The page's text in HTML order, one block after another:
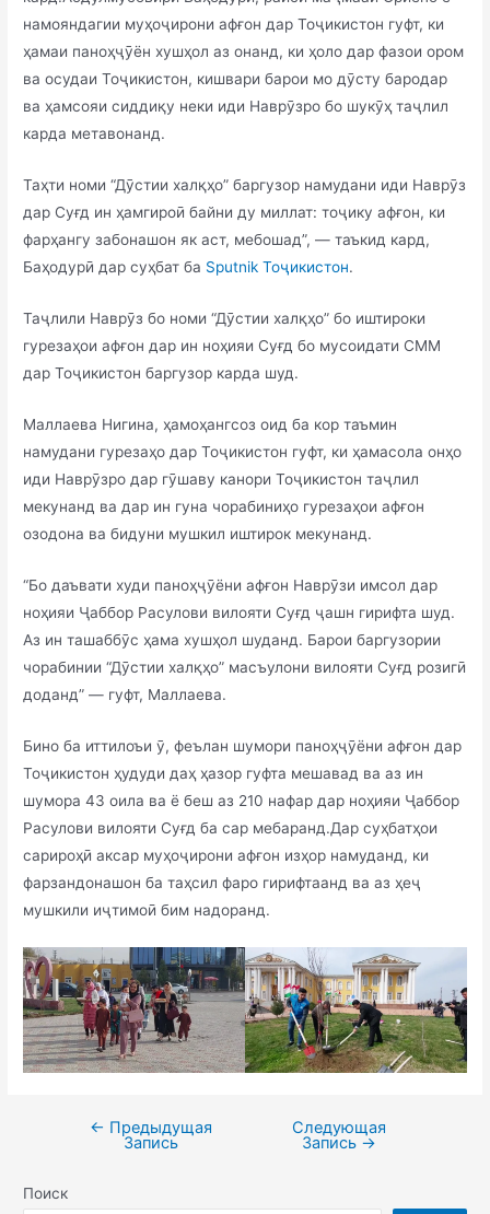
намояндагии муҳоҷирони афғон дар Тоҷикистон гуфт, ки
ҳамаи паноҳҷӯён хушҳол аз онанд, ки ҳоло дар фазои ором
ва осудаи Тоҷикистон, кишвари барои мо дӯсту бародар
ва ҳамсояи сиддиқу неки иди Наврӯзро бо шукӯҳ таҷлил
карда метавонанд.
Таҳти номи “Дӯстии халқҳо” баргузор намудани иди Наврӯз
дар Суғд ин ҳамгироӣ байни ду миллат: тоҷику афғон, ки
фарҳангу забонашон як аст, мебошад”, — таъкид кард,
Баҳодурӣ дар суҳбат ба Sputnik Тоҷикистон.
Таҷлили Наврӯз бо номи “Дӯстии халқҳо” бо иштироки
гурезаҳои афғон дар ин ноҳияи Суғд бо мусоидати СММ
дар Тоҷикистон баргузор карда шуд.
Маллаева Нигина, ҳамоҳангсоз оид ба кор таъмин
намудани гурезаҳо дар Тоҷикистон гуфт, ки ҳамасола онҳо
иди Наврӯзро дар гӯшаву канори Тоҷикистон таҷлил
мекунанд ва дар ин гуна чорабиниҳо гурезаҳои афғон
озодона ва бидуни мушкил иштирок мекунанд.
“Бо даъвати худи паноҳҷӯёни афғон Наврӯзи имсол дар
ноҳияи Ҷаббор Расулови вилояти Суғд ҷашн гирифта шуд.
Аз ин ташаббӯс ҳама хушҳол шуданд. Барои баргузории
чорабинии “Дӯстии халқҳо” масъулони вилояти Суғд розигӣ
доданд” — гуфт, Маллаева.
Бино ба иттилоъи ӯ, феълан шумори паноҳҷӯёни афғон дар
Тоҷикистон ҳудуди даҳ ҳазор гуфта мешавад ва аз ин
шумора 43 оила ва ё беш аз 210 нафар дар ноҳияи Ҷаббор
Расулови вилояти Суғд ба сар мебаранд.Дар суҳбатҳои
сарироҳӣ аксар муҳоҷирони афғон изҳор намуданд, ки
фарзандонашон ба таҳсил фаро гирифтаанд ва аз ҳеҷ
мушкили иҷтимоӣ бим надоранд.
← Предыдущая
Запись
Следующая
Запись →
Поиск